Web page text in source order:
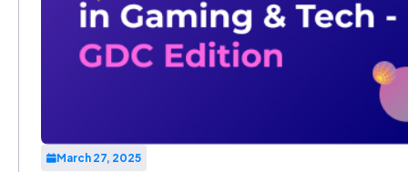
March 27, 2025